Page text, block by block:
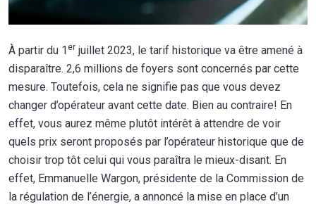
À partir du 1 er juillet 2023, le tarif historique va être amené à
disparaître. 2,6 millions de foyers sont concernés par cette
mesure. Toutefois, cela ne signifie pas que vous devez
changer d’opérateur avant cette date. Bien au contraire! En
effet, vous aurez même plutôt intérêt à attendre de voir
quels prix seront proposés par l’opérateur historique que de
choisir trop tôt celui qui vous paraîtra le mieux-disant. En
effet, Emmanuelle Wargon, présidente de la Commission de
la régulation de l’énergie, a annoncé la mise en place d’un